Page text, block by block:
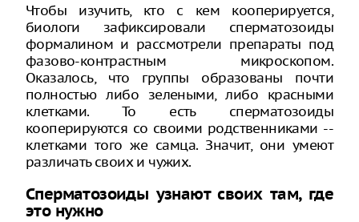
Чтобы изучить, кто с кем кооперируется,
биологи зафиксировали сперматозоиды
формалином и рассмотрели препараты под
фазово-контрастным микроскопом.
Оказалось, что группы образованы почти
полностью либо зелеными, либо красными
клетками. То есть сперматозоиды
кооперируются со своими родственниками --
клетками того же самца. Значит, они умеют
различать своих и чужих.
Сперматозоиды узнают своих там, где
это нужно